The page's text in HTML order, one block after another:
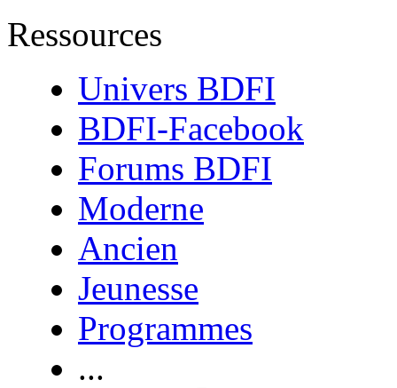
Ressources
Univers BDFI
BDFI-Facebook
Forums BDFI
Moderne
Ancien
Jeunesse
Programmes
...